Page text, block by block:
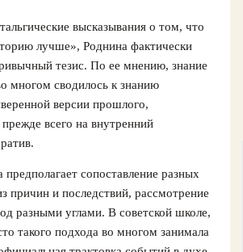
высказывания о том, что
лучше», Роднина фактически
тезис. По ее мнению, знание
многом сводилось к знанию
версии прошлого,
всего на внутренний
предполагает сопоставление разных
причин и последствий, рассмотрение
разными углами. В советской школе,
такого подхода во многом занимала